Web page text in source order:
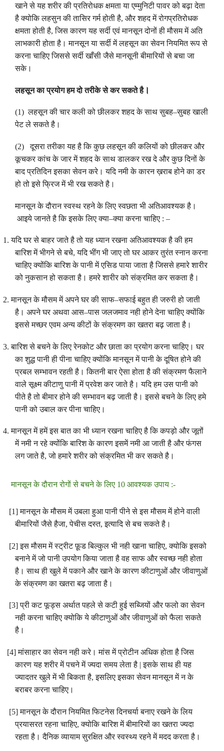
खाने से यह शरीर की प्रतिरोधक क्षमता या एम्मुनिटी पावर को बढ़ा देता
है क्योकि लहसुन की तासिर गर्म होती है, और शहद में रोगप्रतिरोधक
क्षमता होती है,जिस कारण यह सर्दी एवं मानसून दोनों ही मौसम में अति
लाभकारी होता है ।मानसून या सर्दी में लहसून का सेवन नियमित रूप से
करना चाहिए जिससे सर्दी खाँसी जैसे मानसूनी बीमारियों से बचा जा
सके।
लहसून का प्रयोग हम दो तरीके से कर सकते है।
(1) लहसून की चार कली को छीलकर शहद के साथ सुबह–सुबह खाली
पेट ले सकते है ।
(2) दूसरा तरीका यह है कि कुछ लहसून की कलियों को छीलकर और
कूचकर कांच के जार में शहद के साथ डालकर रख दे और कुछ दिनों के
बाद प्रतिदिन इसका सेवन करे ।यदि नमी के कारन ख़राब होने का डर
हो तो इसे फ्रिज में भी रख सकते है ।
मानसून के दौरान स्वस्थ रहने के लिए स्वछता भी अतिआवश्यक है ।
आइये जानते है कि इसके लिए क्या–क्या करना चाहिए : –
1. यदि घर से बाहर जाते है तो यह ध्यान रखना अतिआवश्यक है की हम
बारिश में भीगने से बचे,यदि भींग भी जाए तो घर आकर तुरंत स्नान करना
चाहिए क्योंकि बारिश के पानी में एसिड पाया जाता है जिससे हमारे शारीर
को नुकसान हो सकता है । हमरे शारीर को संक्रमित कर सकता है ।
2. मानसून के मौसम में अपने घर की साफ–सफाई बहुत ही जरुरी हो जाती
है । अपने घर अथवा आस–पास जलजमाव नही होने देना चाहिए क्योंकि
इससे मच्छर एवम अन्य कीटों के संक्रमण का खतरा बढ़ जाता है ।
3. बारिश से बचने के लिए रेनकोट और छाता का प्रयोग करना चाहिए । घर
का शुद्ध पानी ही पीना चाहिए क्योंकि मानसून में पानी के दूषित होने की
प्रबल सम्भावन रहती है । कितनी बार ऐसा होता है की संक्रमण फैलाने
वाले सूक्ष्म कीटाणु पानी में प्रवेश कर जाते है । यदि हम उस पानी को
पीते है तो बीमार होने की सम्भावन बढ़ जाती है । इससे बचने के लिए हमे
पानी को उबाल कर पीना चाहिए ।
4. मानसून में हमें इस बात का भी ध्यान रखना चाहिए है कि कपड़ो और जूतों
में नमी न रहे क्योंकि बारिश के कारण इसमें नमी आ जाती है और फंगस
लग जाते है,जो हमारे शरीर को संक्रमित भी कर सकते है ।
मानसून के दौरान रोगों से बचने के लिए 10 आवश्यक उपाय :-
[1] मानसून के मौसम में उबला हुआ पानी पीने से इस मौसम में होने वाली
बीमारियों जैसे हैजा,पेचीस दस्त,इत्यादि से बच सकते है ।
[2]इस मौसम में स्ट्रीट फ़ूड बिल्कुल भी नही खाना चाहिए,क्योकि इसको
बनाने में जो पानी उपयोग किया जाता है वह साफ और स्वच्छ नही होता
है । साथ ही खुले में पकाने और खाने के कारण कीटाणुओं और जीवाणुओं
के संक्रमण का खतरा बढ़ जाता है ।
[3]प्री कट फूड्स अर्थात पहले से कटी हुई सब्जियों और फलो का सेवन
नही करना चाहिए क्योकि ये कीटाणुओं और जीवाणुओं को फैला सकते
है ।
[4]मांसाहार का सेवन नही करे । मांस में प्रोटीन अधिक होता है जिस
कारण यह शरीर में पचने में ज्यदा समय लेता है |इसके साथ ही यह
ज्यादतर खुले में भी बिकता है,इसलिए इसका सेवन मानसून में न के
बराबर करना चाहिए ।
[5]मानसून के दौरान नियमित फिटनेस दिनचर्या बनाए रखने के लिय
प्रयासरत रहना चाहिए,क्योकि बारिश में बीमारियों का खतरा ज्यदा
रहता है । दैनिक व्यायाम सुरक्षित और स्वस्थ्य रहने में मदद करता है ।